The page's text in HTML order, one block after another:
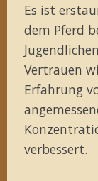
Es ist
dem Pferd
Vertrauen
Erfahrung
verbessert.